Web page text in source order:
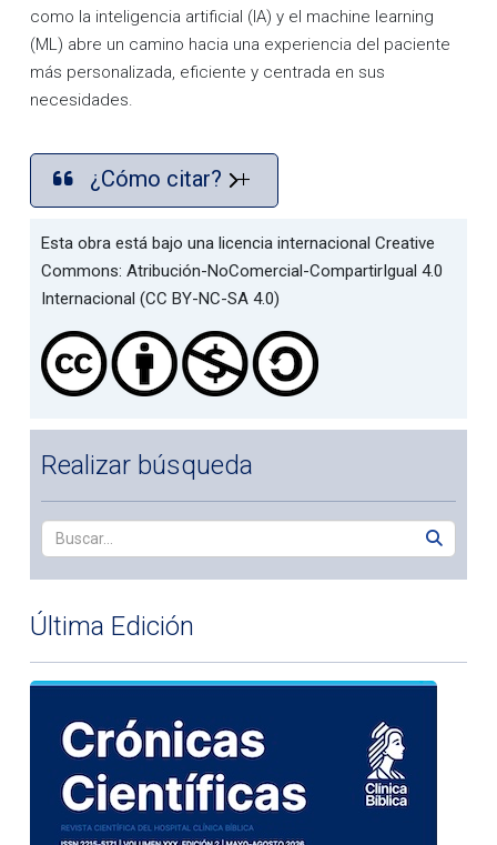
como la inteligencia artificial (IA) y el machine learning
(ML) abre un camino hacia una experiencia del paciente
más personalizada, eficiente y centrada en sus
necesidades.
¿Cómo citar?
Esta obra está bajo una licencia internacional Creative
Commons: Atribución-NoComercial-CompartirIgual 4.0
Internacional (CC BY-NC-SA 4.0)
Realizar búsqueda
Última Edición